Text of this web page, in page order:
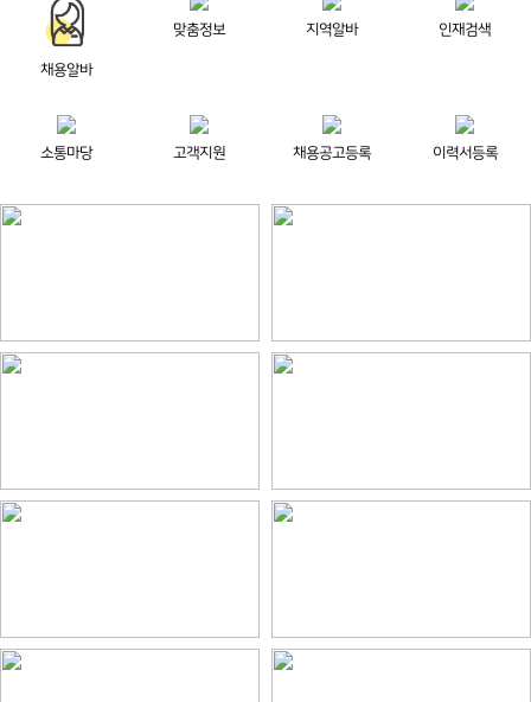
채용알바
맞춤정보 지역알바 인재검색
소통마당 고객지원 채용공고등록 이력서등록